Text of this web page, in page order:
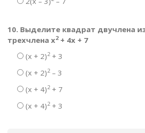
10. Выделите квадрат двучлена
трехчлена х2+ 4х + 7
(х + 2)2+ 3
(х + 2)2– 3
(х + 4)2+ 7
(х + 4)2+ 3